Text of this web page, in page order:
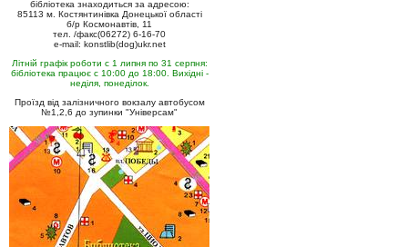
бібліотека знаходиться за адресою:
85113 м. Костянтинівка Донецької області
б/р Космонавтів, 11
тел. /факс(06272) 6-16-70
e-mail: konstlib(dog)ukr.net
Літній графік роботи с 1 липня по 31 серпня:
бібліотека працює с 10:00 до 18:00. Вихідні -
неділя, понеділок.
Проїзд від залізничного вокзалу автобусом
№1,2,6 до зупинки "Універсам"